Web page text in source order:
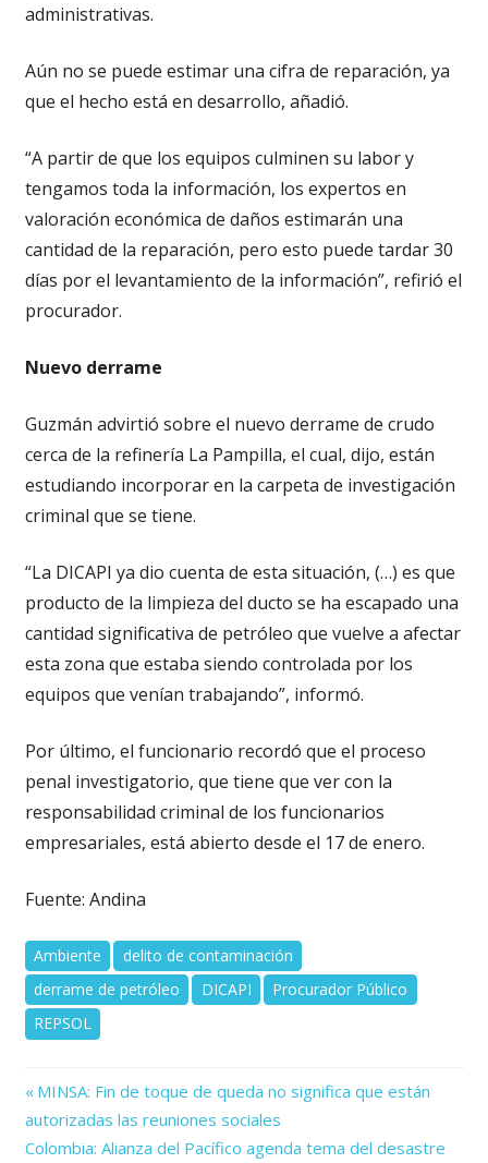
administrativas.
Aún no se puede estimar una cifra de reparación, ya
que el hecho está en desarrollo, añadió.
“A partir de que los equipos culminen su labor y
tengamos toda la información, los expertos en
valoración económica de daños estimarán una
cantidad de la reparación, pero esto puede tardar 30
días por el levantamiento de la información”, refirió el
procurador.
Nuevo derrame
Guzmán advirtió sobre el nuevo derrame de crudo
cerca de la refinería La Pampilla, el cual, dijo, están
estudiando incorporar en la carpeta de investigación
criminal que se tiene.
“La DICAPI ya dio cuenta de esta situación, (…) es que
producto de la limpieza del ducto se ha escapado una
cantidad significativa de petróleo que vuelve a afectar
esta zona que estaba siendo controlada por los
equipos que venían trabajando”, informó.
Por último, el funcionario recordó que el proceso
penal investigatorio, que tiene que ver con la
responsabilidad criminal de los funcionarios
empresariales, está abierto desde el 17 de enero.
Fuente: Andina
Ambiente
delito de contaminación
derrame de petróleo
DICAPI
Procurador Público
REPSOL
Navegación
de
Previous
Post:
MINSA: Fin de toque de queda no significa que están
autorizadas las reuniones sociales
Next
Colombia: Alianza del Pacífico agenda tema del desastre